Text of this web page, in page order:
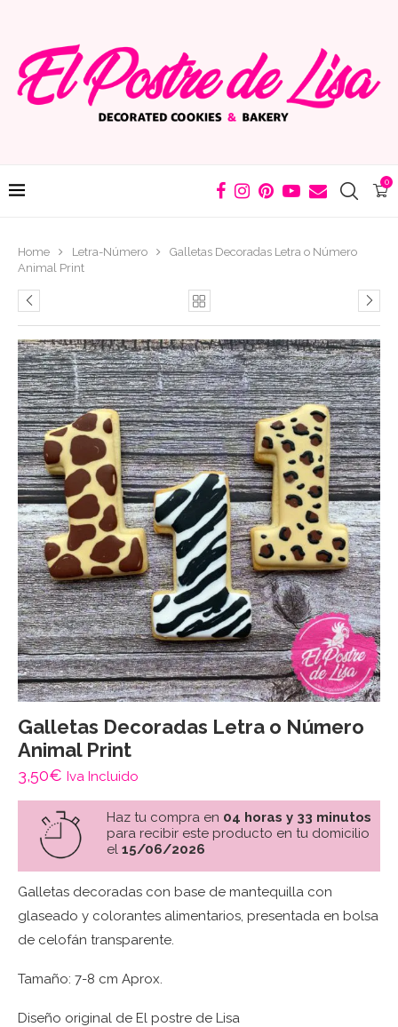
0
Home Letra-Número
Galletas Decoradas Letra o Número
Animal Print
Galletas Decoradas Letra o Número
Animal Print
3,50€ Iva Incluido
Haz tu compra en 04 horas y 33 minutos
para recibir este producto en tu domicilio
el 15/06/2026
Galletas decoradas con base de mantequilla con
glaseado y colorantes alimentarios, presentada en bolsa
de celofán transparente.
Tamaño: 7-8 cm Aprox.
Diseño original de El postre de Lisa